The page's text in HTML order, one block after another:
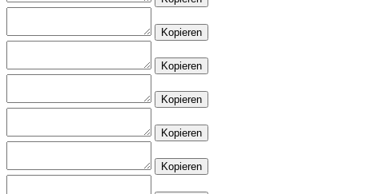
Kopieren
Kopieren
Kopieren
Kopieren
Kopieren